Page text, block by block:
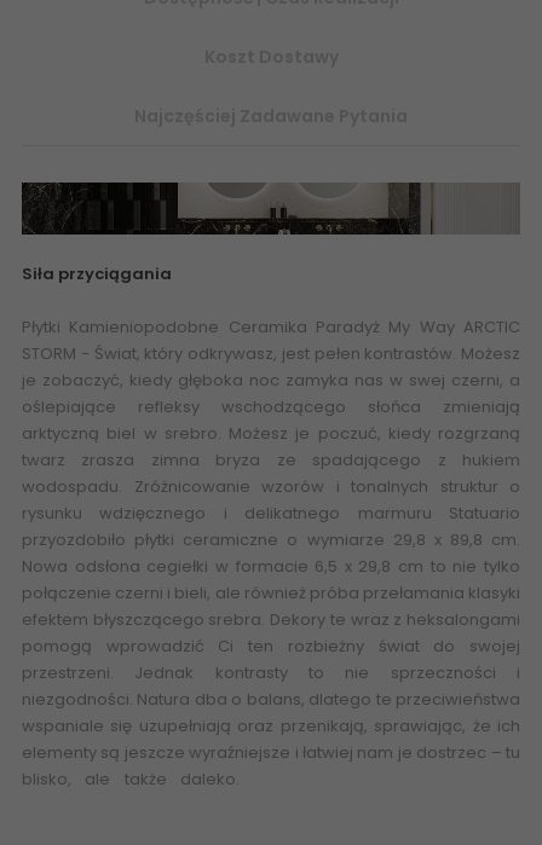
Siła przyciągania
Płytki Kamieniopodobne Ceramika Paradyż My Way ARCTIC
STORM - Świat, który odkrywasz, jest pełen kontrastów. Możesz
je zobaczyć, kiedy głęboka noc zamyka nas w swej czerni, a
oślepiające refleksy wschodzącego słońca zmieniają
arktyczną biel w srebro. Możesz je poczuć, kiedy rozgrzaną
twarz zrasza zimna bryza ze spadającego z hukiem
wodospadu. Zróżnicowanie wzorów i tonalnych struktur o
rysunku wdzięcznego i delikatnego marmuru Statuario
przyozdobiło płytki ceramiczne o wymiarze 29,8 x 89,8 cm.
Nowa odsłona cegiełki w formacie 6,5 x 29,8 cm to nie tylko
połączenie czerni i bieli, ale również próba przełamania klasyki
efektem błyszczącego srebra. Dekory te wraz z heksalongami
pomogą wprowadzić Ci ten rozbieżny świat do swojej
przestrzeni. Jednak kontrasty to nie sprzeczności i
niezgodności. Natura dba o balans, dlatego te przeciwieństwa
wspaniale się uzupełniają oraz przenikają, sprawiając, że ich
elementy są jeszcze wyraźniejsze i łatwiej nam je dostrzec – tu
blisko, ale także daleko.